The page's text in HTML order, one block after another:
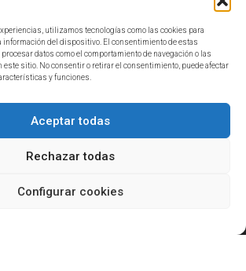
utilizamos tecnologías como las cookies para
información del dispositivo. El consentimiento de estas
datos como el comportamiento de navegación o las
sitio. No consentir o retirar el consentimiento, puede afectar
y funciones.
Aceptar todas
Rechazar todas
Configurar cookies